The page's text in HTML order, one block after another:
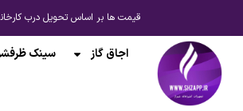
قیمت ها بر اساس تحویل درب کارخانه در تهران
اجاق گاز سینک